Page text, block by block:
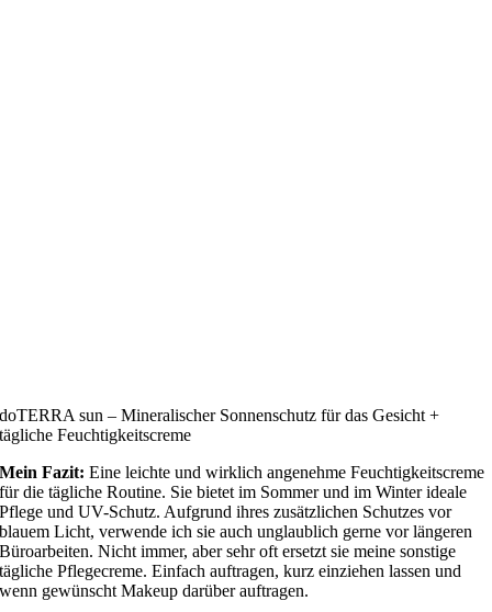
doTERRA sun – Mineralischer Sonnenschutz für das Gesicht +
tägliche Feuchtigkeitscreme
Mein Fazit: Eine leichte und wirklich angenehme Feuchtigkeitscreme
für die tägliche Routine. Sie bietet im Sommer und im Winter ideale
Pflege und UV-Schutz. Aufgrund ihres zusätzlichen Schutzes vor
blauem Licht, verwende ich sie auch unglaublich gerne vor längeren
Büroarbeiten. Nicht immer, aber sehr oft ersetzt sie meine sonstige
tägliche Pflegecreme. Einfach auftragen, kurz einziehen lassen und
wenn gewünscht Makeup darüber auftragen.